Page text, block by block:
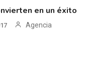
en un éxito
Agencia